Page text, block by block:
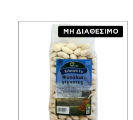
ΜΗ ΔΙΑΘΈΣΙΜΟ